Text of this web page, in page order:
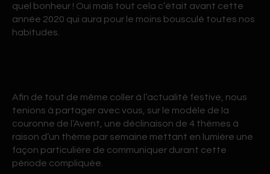
quel bonheur ! Oui mais tout cela c’était avant cette
année 2020 qui aura pour le moins bousculé toutes nos
habitudes.
Afin de tout de même coller à l’actualité festive, nous
tenions à partager avec vous, sur le modèle de la
couronne de l’Avent, une déclinaison de 4 thèmes à
raison d’un thème par semaine mettant en lumière une
façon particulière de communiquer durant cette
période compliquée.